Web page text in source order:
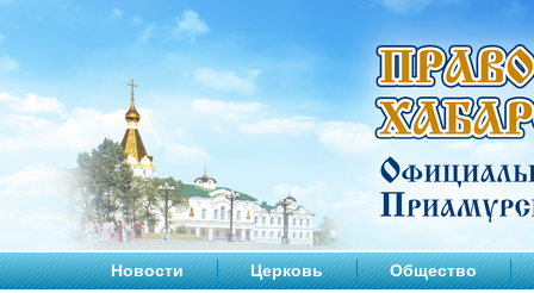
Новости Церковь Общество